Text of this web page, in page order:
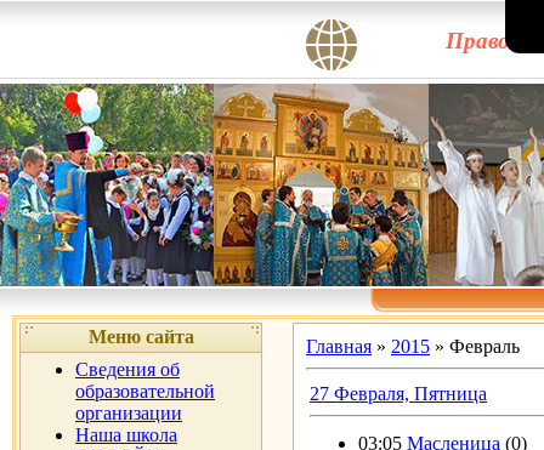
Меню сайта
Сведения об
образовательной
организации
Наша школа
Главная » 2015 » Февраль
27 Февраля, Пятница
03:05 Масленица (0)